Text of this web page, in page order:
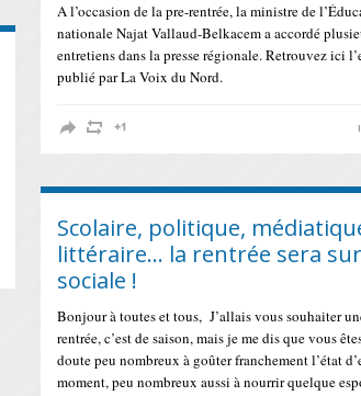
A l’occasion de la pre-rentrée, la ministre de
nationale Najat Vallaud-Belkacem a accordé
entretiens dans la presse régionale. Retrouvez ici
publié par La Voix du Nord.
Scolaire, politique,
littéraire… la rentrée sera
sociale !
Bonjour à toutes et tous, J’allais vous souhaiter
rentrée, c’est de saison, mais je me dis que vous
doute peu nombreux à goûter franchement l’état
moment, peu nombreux aussi à nourrir quelque